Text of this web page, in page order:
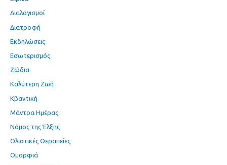
Διαλογισμοί
Διατροφή
Εκδηλώσεις
Εσωτερισμός
Ζώδια
Καλύτερη Ζωή
Κβαντική
Μάντρα Ημέρας
Νόμος της Έλξης
Ολιστικές Θεραπείες
Ομορφιά